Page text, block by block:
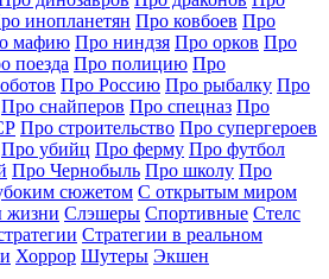
инопланетян Про ковбоев Про
мафию Про ниндзя Про орков Про
поезда Про полицию Про
Про Россию Про рыбалку Про
Про снайперов Про спецназ Про
Про строительство Про супергероев
Про убийц Про ферму Про футбол
Про Чернобыль Про школу Про
сюжетом С открытым миром
жизни Слэшеры Спортивные Стелс
Стратегии в реальном
Хоррор Шутеры Экшен